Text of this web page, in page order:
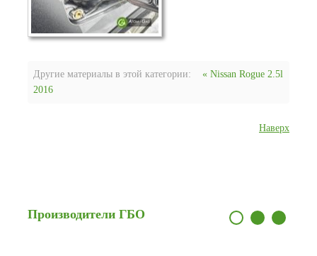
Другие материалы в этой категории:
« Nissan Rogue 2.5l
2016
Наверх
Производители ГБО